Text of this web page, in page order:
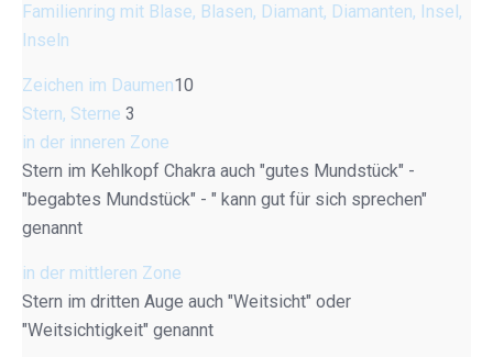
Familienring mit Blase, Blasen, Diamant, Diamanten, Insel,
Inseln
Zeichen im Daumen10
Stern, Sterne 3
in der inneren Zone
Stern im Kehlkopf Chakra auch "gutes Mundstück" -
"begabtes Mundstück" - " kann gut für sich sprechen"
genannt
in der mittleren Zone
Stern im dritten Auge auch "Weitsicht" oder
"Weitsichtigkeit" genannt